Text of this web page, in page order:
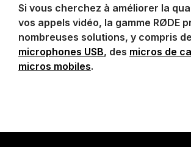
Si vous cherchez à améliorer la
vos appels vidéo, la gamme RØDE
nombreuses solutions, y compris
microphones USB, des micros de
micros mobiles.